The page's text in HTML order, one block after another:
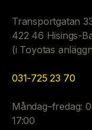
Transportgatan
422 46 Hisings-
(i Toyotas
031-725 23 70
Måndag–fredag:
17:00